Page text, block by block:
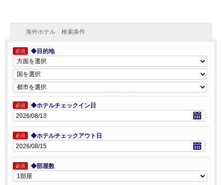
海外ホテル 検索条件
必須 ◆目的地
必須 ◆ホテルチェックイン日
必須 ◆ホテルチェックアウト日
必須 ◆部屋数